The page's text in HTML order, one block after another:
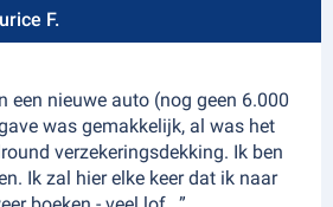
F.
een nieuwe auto (nog geen 6.000
was gemakkelijk, al was het
verzekeringsdekking. Ik ben
Ik zal hier elke keer dat ik naar